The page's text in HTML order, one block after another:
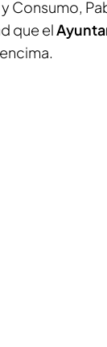
Consumo,
que el